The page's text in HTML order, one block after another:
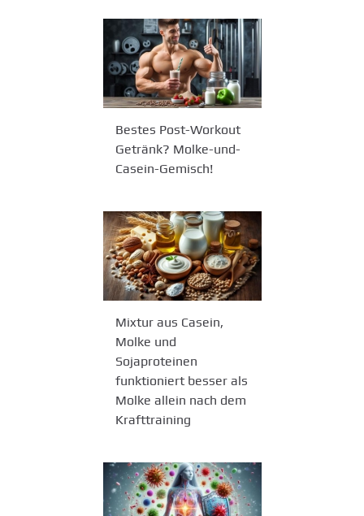
Bestes Post-Workout
Getränk? Molke-und-
Casein-Gemisch!
Mixtur aus Casein,
Molke und
Sojaproteinen
funktioniert besser als
Molke allein nach dem
Krafttraining